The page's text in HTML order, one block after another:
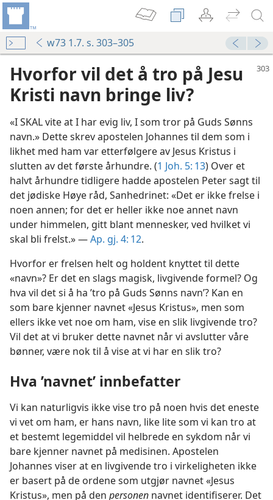
w73 1.7. s. 303–305
Hvorfor vil det å tro på Jesu
Kristi navn bringe liv?
«I SKAL vite at I har evig liv, I som tror på Guds Sønns
navn.» Dette skrev apostelen Johannes til dem som i
likhet med ham var etterfølgere av Jesus Kristus i
slutten av det første århundre. (1 Joh. 5: 13) Over et
halvt århundre tidligere hadde apostelen Peter sagt til
det jødiske Høye råd, Sanhedrinet: «Det er ikke frelse i
noen annen; for det er heller ikke noe annet navn
under himmelen, gitt blant mennesker, ved hvilket vi
skal bli frelst.» —Ap. gj. 4: 12.
Hvorfor er frelsen helt og holdent knyttet til dette
«navn»? Er det en slags magisk, livgivende formel? Og
hva vil det si å ha ’tro på Guds Sønns navn’? Kan en
som bare kjenner navnet «Jesus Kristus», men som
ellers ikke vet noe om ham, vise en slik livgivende tro?
Vil det at vi bruker dette navnet når vi avslutter våre
bønner, være nok til å vise at vi har en slik tro?
Hva ’navnet’ innbefatter
Vi kan naturligvis ikke vise tro på noen hvis det eneste
vi vet om ham, er hans navn, like lite som vi kan tro at
et bestemt legemiddel vil helbrede en sykdom når vi
bare kjenner navnet på medisinen. Apostelen
Johannes viser at en livgivende tro i virkeligheten ikke
er basert på de ordene som utgjør navnet «Jesus
Kristus», men på den personen navnet identifiserer. Det